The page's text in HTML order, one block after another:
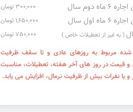
دوم سال 300,000 تومان
اول سال 1,650,000 تومان
( به غیر از تعطیلات خاص ) 750,000 تومان
شده مربوط به روزهای عادی و تا سقف ظرفیت
و قیمت در روز های آخر هفته، تعطیلات، مناسبت
و یا نفرات بیش از ظرفیت نرمال، افزایش می یابد.